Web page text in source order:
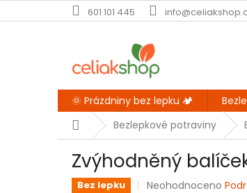
na
601 101 445
🌞 Prázdniny bez lepku 🏕️
DomůBezlepkové potraviny
Zvýhodněný
Bez lepku
Průměrné
Neohodnoceno